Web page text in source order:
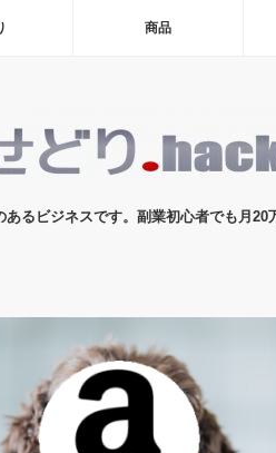
商品
あるビジネスです。副業初心者でも月20